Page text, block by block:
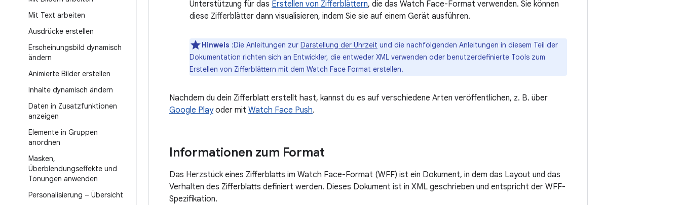
Mit Text arbeiten
Ausdrücke erstellen
Erscheinungsbild dynamisch
ändern
Animierte Bilder erstellen
Inhalte dynamisch ändern
Daten in Zusatzfunktionen
anzeigen
Elemente in Gruppen
anordnen
Masken,
Überblendungseffekte und
Tönungen anwenden
Personalisierung – Übersicht
Unterstützung für das Erstellen von Zifferblättern, die das Watch Face-Format verwenden. Sie können
diese Zifferblätter dann visualisieren, indem Sie sie auf einem Gerät ausführen.
Hinweis :Die Anleitungen zur Darstellung der Uhrzeit und die nachfolgenden Anleitungen in diesem Teil der
Dokumentation richten sich an Entwickler, die entweder XML verwenden oder benutzerdefinierte Tools zum
Erstellen von Zifferblättern mit dem Watch Face Format erstellen.
Nachdem du dein Zifferblatt erstellt hast, kannst du es auf verschiedene Arten veröffentlichen, z. B. über
Google Playoder mit Watch Face Push.
Informationen zum Format
Das Herzstück eines Zifferblatts im Watch Face-Format (WFF) ist ein Dokument, in dem das Layout und das
Verhalten des Zifferblatts definiert werden. Dieses Dokument ist in XML geschrieben und entspricht der WFF-
Spezifikation.